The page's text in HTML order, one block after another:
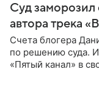
Суд заморозил
автора трека
Счета блогера
по решению суда.
«Пятый канал» в